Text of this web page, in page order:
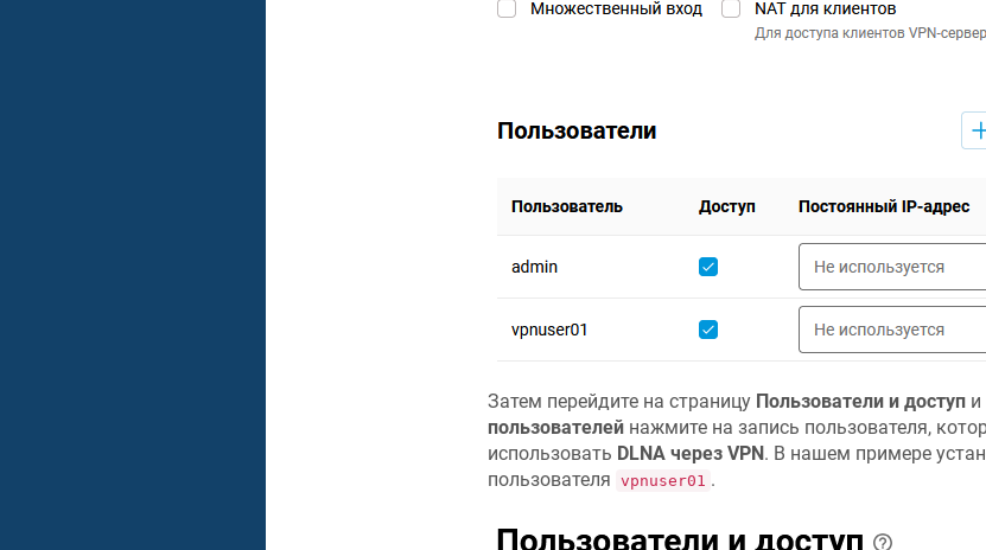
Затем перейдите на страницу Пользователи и доступи
пользователейнажмите на запись пользователя,
использовать DLNA через VPN. В нашем примере
пользователя vpnuser01 .